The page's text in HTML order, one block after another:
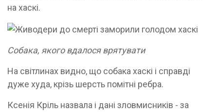
на хаскі.
Собака, якого вдалося врятувати
На світлинах видно, що собака хаскі і справді
дуже худа, крізь шерсть помітні ребра.
Ксенія Кріль назвала і дані зловмисників - за